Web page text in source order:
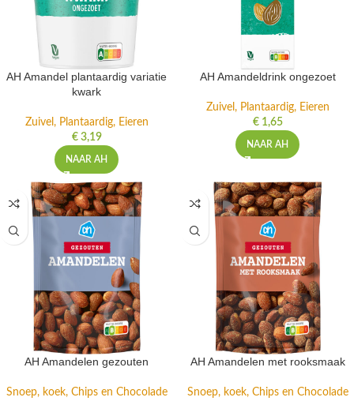
AH Amandel plantaardig variatie
kwark
Zuivel, Plantaardig, Eieren
€3,19
NAAR AH
AH Amandeldrink ongezoet
Zuivel, Plantaardig, Eieren
€1,65
NAAR AH
AH Amandelen gezouten
Snoep, koek, Chips en Chocolade
AH Amandelen met rooksmaak
Snoep, koek, Chips en Chocolade